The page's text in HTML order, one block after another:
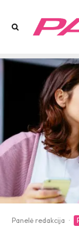
Panelė redakcija ·